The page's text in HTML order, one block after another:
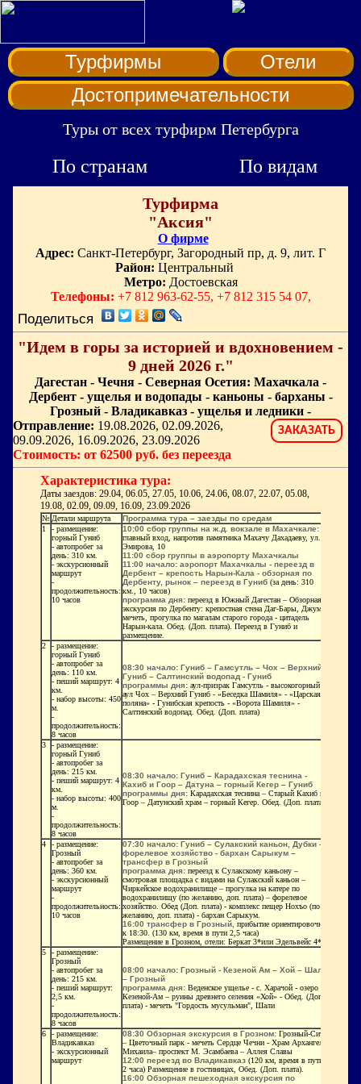
Турфирмы
Отели
Достопримечательности
Туры от всех турфирм Петербурга
По странам По видам
Турфирма
"Аксия"
О фирме
Адрес: Санкт-Петербург, Загородный пр, д. 9, лит. Г
Район: Центральный
Метро: Достоевская
Телефоны: +7 812 963-62-55, +7 812 315 54 07,
Поделиться
"Идем в горы за историей и вдохновением -
9 дней 2026 г."
Дагестан - Чечня - Северная Осетия: Махачкала -
Дербент - ущелья и водопады - каньоны - барханы -
Грозный - Владикавказ - ущелья и ледники -
ЗАКАЗАТЬ
Отправление: 19.08.2026, 02.09.2026,
09.09.2026, 16.09.2026, 23.09.2026
Стоимость: от 62500 руб. без переезда
Характеристика тура:
Даты заездов: 29.04, 06.05, 27.05, 10.06, 24.06, 08.07, 22.07, 05.08,
19.08, 02.09, 09.09, 16.09, 23.09.2026
№ Детали маршрута
Программа тура – заезды по средам
1
- размещение:
горный Гуниб
- автопробег за
день: 310 км.
- экскурсионный
маршрут
-
продолжительность:
10 часов
10:00 сбор группы на ж.д. вокзале в Махачкале:
главный вход, напротив памятника Махачу Дахадаеву, ул.
Эмирова, 10
11:00 сбор группы в аэропорту Махачкалы
11:00 начало: аэропорт Махачкалы - переезд в
Дербент – крепость Нарын-Кала - обзорная по
Дербенту, рынок – переезд в Гуниб (за день: 310
км., 10 часов)
программа дня: переезд в Южный Дагестан – Обзорная
экскурсия по Дербенту: крепостная стена Даг-Бары, Джума-
мечеть, прогулка по магалам старого города - цитадель
Нарын-кала. Обед. (Доп. плата). Переезд в Гуниб и
размещение.
2
- размещение:
горный Гуниб
- автопробег за
день: 110 км.
- пеший маршрут: 4
км.
- набор высоты: 450
м.
-
продолжительность:
8 часов
08:30 начало: Гуниб – Гамсутль – Чох – Верхний
Гуниб – Салтинский водопад - Гуниб
программы дня: аул-призрак Гамсутль - высокогорный
аул Чох – Верхний Гуниб - «Беседка Шамиля» - «Царская
поляна» - Гунибская крепость - «Ворота Шамиля» -
Салтинский водопад. Обед. (Доп. плата)
3
- размещение:
горный Гуниб
- автопробег за
день: 215 км.
- пеший маршрут: 4
км.
- набор высоты: 400
м.
-
продолжительность:
8 часов
08:30 начало: Гуниб – Карадахская теснина -
Кахиб и Гоор – Датуна – горный Кегер – Гуниб
программы дня: Карадахская теснина – Старый Кахиб и
Гоор – Датунский храм – горный Кегер. Обед. (Доп. плата)
4
- размещение:
Грозный
- автопробег за
день: 360 км.
- экскурсионный
маршрут
-
продолжительность:
10 часов
07:30 начало: Гуниб – Сулакский каньон, Дубки –
форелевое хозяйство - бархан Сарыкум –
трансфер в Грозный
программа дня: переезд к Сулакскому каньону –
смотровая площадка с видами на Сулакский каньон –
Чиркейское водохранилище – прогулка на катере по
водохранилищу (по желанию, доп. плата) – форелевое
хозяйство. Обед (Доп. плата) - комплекс пещер Нохъо (по
желанию, доп. плата) - бархан Сарыкум.
16:00 трансфер в Грозный, прибытие ориентировочно
к 18:30. (130 км, время в пути 2,5 часа)
Размещение в Грозном, отели: Беркат 3*или Эдельвейс 4*
5
- размещение:
Грозный
- автопробег за
день: 215 км.
- пеший маршрут:
2,5 км.
-
продолжительность:
8 часов
08:00 начало: Грозный - Кезеной Ам – Хой – Шали
– Грозный
программа дня: Веденское ущелье - с. Харачой - озеро
Кезеной-Ам – руины древнего селения «Хой» - Обед. (Доп.
плата) - мечеть "Гордость мусульман", Шали
6
- размещение:
Владикавказ
- экскурсионный
маршрут
08:30 Обзорная экскурсия в Грозном: Грозный-Сити
– Цветочный парк - мечеть Сердце Чечни - Храм Архангела
Михаила– проспект М. Эсамбаева – Аллея Славы
12:00 переезд во Владикавказ (120 км, время в пути
2 часа) Размещение в гостиницах, Обед. (Доп. плата).
16:00 Обзорная пешеходная экскурсия по